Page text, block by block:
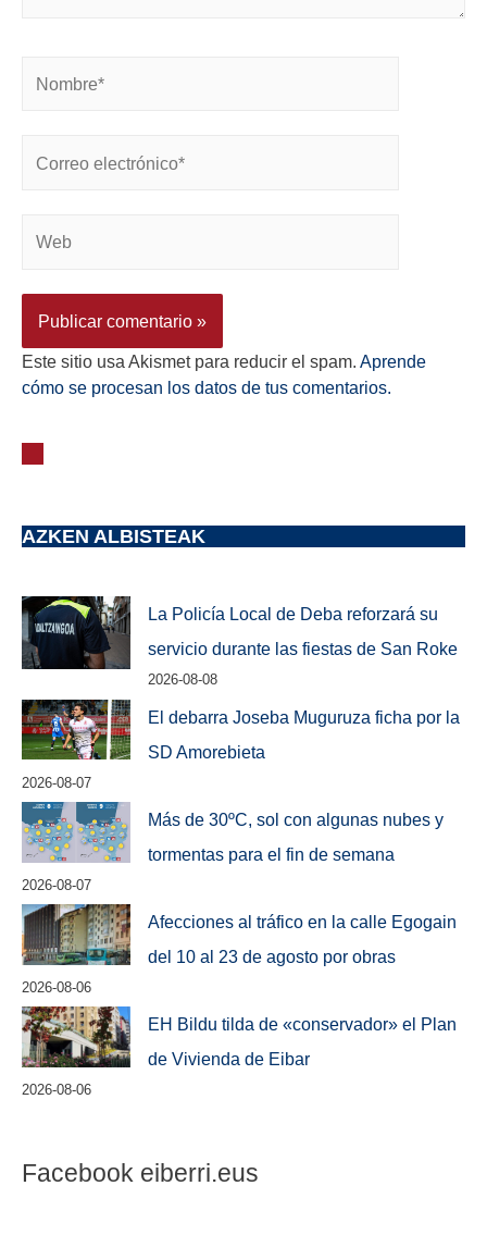
Este sitio usa Akismet para reducir el spam. Aprende
cómo se procesan los datos de tus comentarios.
AZKEN ALBISTEAK
La Policía Local de Deba reforzará su
servicio durante las fiestas de San Roke
2026-08-08
El debarra Joseba Muguruza ficha por la
SD Amorebieta
2026-08-07
Más de 30ºC, sol con algunas nubes y
tormentas para el fin de semana
2026-08-07
Afecciones al tráfico en la calle Egogain
del 10 al 23 de agosto por obras
2026-08-06
EH Bildu tilda de «conservador» el Plan
de Vivienda de Eibar
2026-08-06
Facebook eiberri.eus